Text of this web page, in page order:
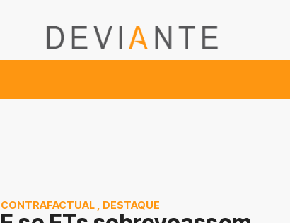
CONTRAFACTUAL DESTAQUE